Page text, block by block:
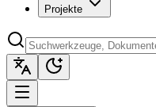
Projekte